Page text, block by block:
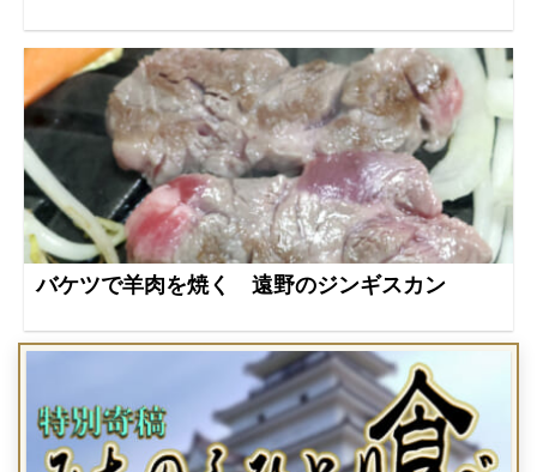
バケツで羊肉を焼く 遠野のジンギスカン